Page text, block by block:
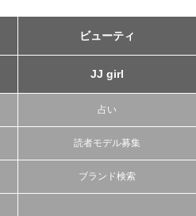
ビューティ
JJ girl
占い
読者モデル募集
ブランド検索